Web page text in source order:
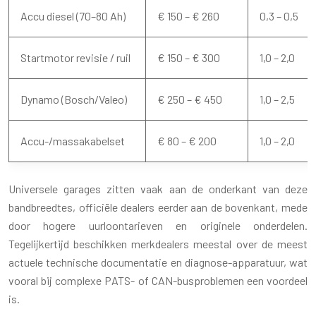
Accu diesel (70–80 Ah) € 150 – € 260 0,3 – 0,5
Startmotor revisie / ruil € 150 – € 300 1,0 – 2,0
Dynamo (Bosch/Valeo) € 250 – € 450 1,0 – 2,5
Accu-/massakabelset € 80 – € 200 1,0 – 2,0
Universele garages zitten vaak aan de onderkant van deze
bandbreedtes, officiële dealers eerder aan de bovenkant, mede
door hogere uurloontarieven en originele onderdelen.
Tegelijkertijd beschikken merkdealers meestal over de meest
actuele technische documentatie en diagnose-apparatuur, wat
vooral bij complexe PATS- of CAN-busproblemen een voordeel
is.